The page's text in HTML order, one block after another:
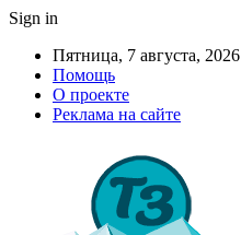
Sign in
Пятница, 7 августа, 2026
Помощь
О проекте
Реклама на сайте